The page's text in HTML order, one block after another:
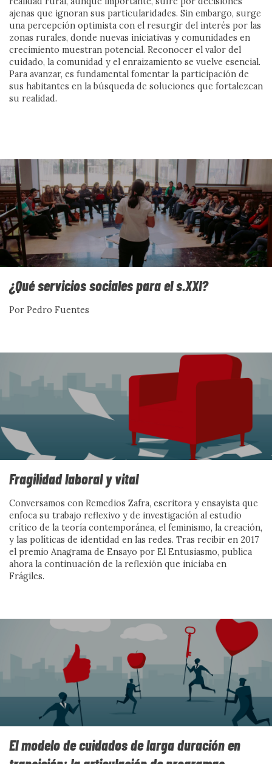
rotonda sin salidas. No fallan las personas; falla un
sistema fragmentado, insuficiente y descoordinado.
Por Pedro Fuentes
Ver más
Pensar colectivo
del 10º aniversario de la SOCYL-Asociación Profesional
de Sociología. Una imagen que quiere transmitir los
valores y el quehacer de la entidad: compromiso social,
creación de tejido comunitario, sostenimiento mutuo y
pensar colectivo para la acción.
Ver más
DOCUMENTACIÓN
Un paraíso en el infierno de
Rebeca Solnit
Una reseña de Un paraíso en el infierno, de Rebeca
Solnit, que muestra cómo las catástrofes revelan la
ajenas que ignoran sus particularidades. Sin embargo, surge
una percepción optimista con el resurgir del interés por las
zonas rurales, donde nuevas iniciativas y comunidades en
crecimiento muestran potencial. Reconocer el valor del
cuidado, la comunidad y el enraizamiento se vuelve esencial.
Para avanzar, es fundamental fomentar la participación de
sus habitantes en la búsqueda de soluciones que fortalezcan
su realidad.
¿Qué servicios sociales para el s.XXI?
Por Pedro Fuentes
Fragilidad laboral y vital
Conversamos con Remedios Zafra, escritora y ensayista que
enfoca su trabajo reflexivo y de investigación al estudio
crítico de la teoría contemporánea, el feminismo, la creación,
y las políticas de identidad en las redes. Tras recibir en 2017
el premio Anagrama de Ensayo por El Entusiasmo, publica
ahora la continuación de la reflexión que iniciaba en
Frágiles.
El modelo de cuidados de larga duración en